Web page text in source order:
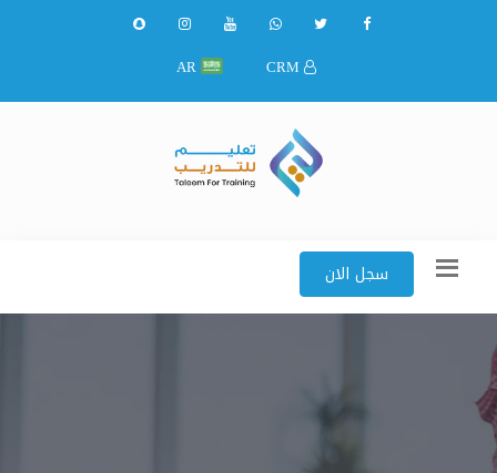
AR
سجل الان